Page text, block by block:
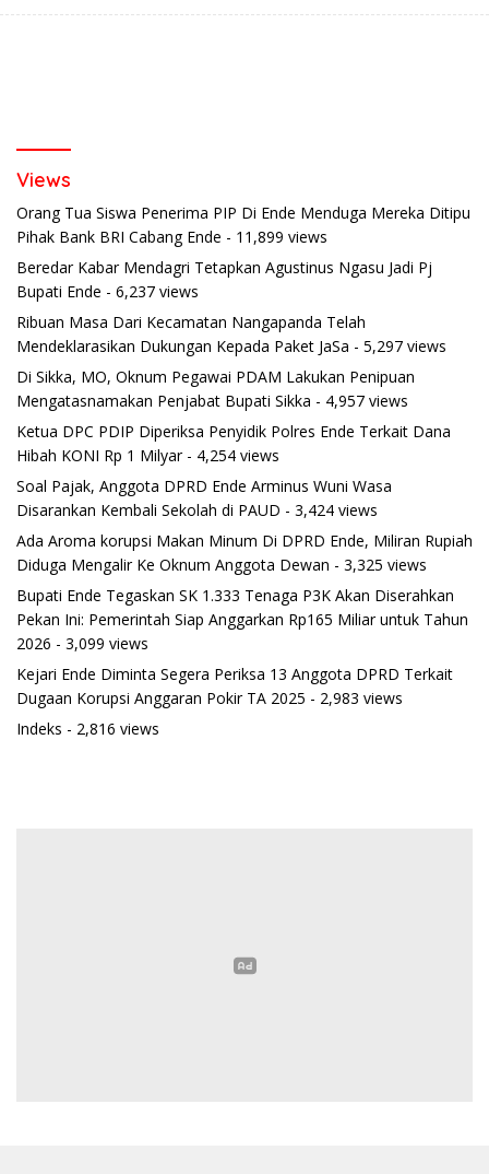
Views
Orang Tua Siswa Penerima PIP Di Ende Menduga Mereka Ditipu
Pihak Bank BRI Cabang Ende - 11,899 views
Beredar Kabar Mendagri Tetapkan Agustinus Ngasu Jadi Pj
Bupati Ende - 6,237 views
Ribuan Masa Dari Kecamatan Nangapanda Telah
Mendeklarasikan Dukungan Kepada Paket JaSa - 5,297 views
Di Sikka, MO, Oknum Pegawai PDAM Lakukan Penipuan
Mengatasnamakan Penjabat Bupati Sikka - 4,957 views
Ketua DPC PDIP Diperiksa Penyidik Polres Ende Terkait Dana
Hibah KONI Rp 1 Milyar- 4,254 views
Soal Pajak, Anggota DPRD Ende Arminus Wuni Wasa
Disarankan Kembali Sekolah di PAUD - 3,424 views
Ada Aroma korupsi Makan Minum Di DPRD Ende, Miliran Rupiah
Diduga Mengalir Ke Oknum Anggota Dewan - 3,325 views
Bupati Ende Tegaskan SK 1.333 Tenaga P3K Akan Diserahkan
Pekan Ini: Pemerintah Siap Anggarkan Rp165 Miliar untuk Tahun
2026 - 3,099 views
Kejari Ende Diminta Segera Periksa 13 Anggota DPRD Terkait
Dugaan Korupsi Anggaran Pokir TA 2025 - 2,983 views
Indeks - 2,816 views